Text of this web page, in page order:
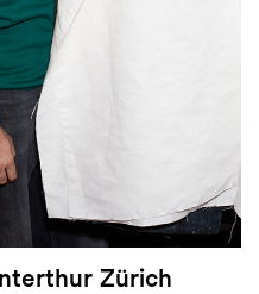
Zürich